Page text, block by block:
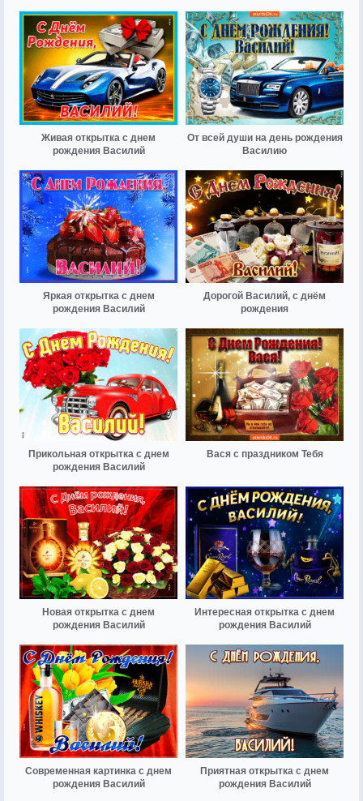
Живая открытка с днем
рождения Василий
От всей души на день рождения
Василию
Яркая открытка с днем
рождения Василий
Дорогой Василий, с днём
рождения
Прикольная открытка с днем
рождения Василий
Вася с праздником Тебя
Новая открытка с днем
рождения Василий
Интересная открытка с днем
рождения Василий
Современная картинка с днем
рождения Василий
Приятная открытка с днем
рождения Василий